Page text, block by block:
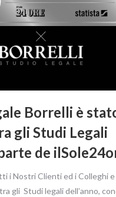
Borrelli è
gli Studi Legali
de
i Nostri Clienti ed i Colleghi
gli Studi legali dell’anno,